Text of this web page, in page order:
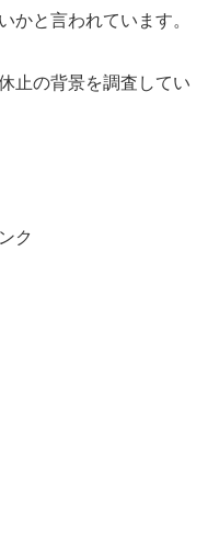
かと言われています。
止の背景を調査してい
ク